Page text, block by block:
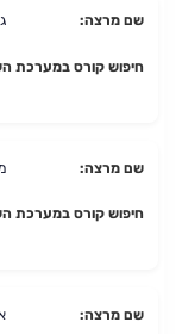
שם מרצה:
חיפוש קורס במערכת
שם מרצה:
חיפוש קורס במערכת
שם מרצה: